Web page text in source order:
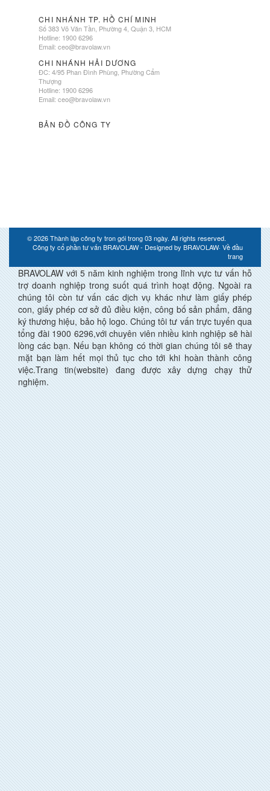
CHI NHÁNH TP. HỒ CHÍ MINH
Số 383 Võ Văn Tần, Phường 4, Quận 3, HCM
Hotline: 1900 6296
Email:ceo@bravolaw.vn
CHI NHÁNH HẢI DƯƠNG
ĐC: 4/95 Phan Đình Phùng, Phường Cẩm
Thượng
Hotline: 1900 6296
Email:ceo@bravolaw.vn
BẢN ĐỒ CÔNG TY
© 2026Thành lập công ty tron gói trong 03 ngày. All rights reserved.
Công ty cổ phần tư vấn BRAVOLAW - Designed by BRAVOLAW· Về đầu
trang
BRAVOLAW với 5 năm kinh nghiệm trong lĩnh vực tư vấn hỗ
trợ doanh nghiệp trong suốt quá trình hoạt động. Ngoài ra
chúng tôi còn tư vấn các dịch vụ khác như làm giấy phép
con, giấy phép cơ sở đủ điều kiện, công bố sản phẩm, đăng
ký thương hiệu, bảo hộ logo. Chúng tôi tư vấn trực tuyến qua
tổng đài 1900 6296,với chuyên viên nhiều kinh nghiệp sẽ hài
lòng các bạn. Nếu bạn không có thời gian chúng tôi sẽ thay
mặt bạn làm hết mọi thủ tục cho tới khi hoàn thành công
việc.Trang tin(website) đang được xây dựng chạy thử
nghiệm.